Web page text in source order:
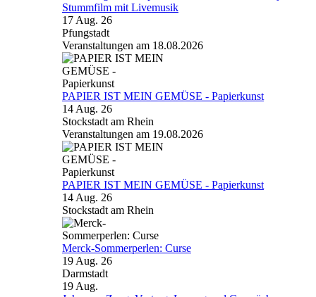
Stummfilm mit Livemusik
17 Aug. 26
Pfungstadt
Veranstaltungen am 18.08.2026
PAPIER IST MEIN GEMÜSE - Papierkunst
14 Aug. 26
Stockstadt am Rhein
Veranstaltungen am 19.08.2026
PAPIER IST MEIN GEMÜSE - Papierkunst
14 Aug. 26
Stockstadt am Rhein
Merck-Sommerperlen: Curse
19 Aug. 26
Darmstadt
19 Aug.